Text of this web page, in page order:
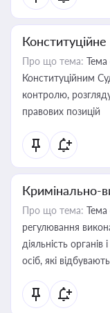
Про що тема: Тема
Конституційним
контролю,
правових позицій
Кримінально-
Про що тема: Тема
регулювання
діяльність
осіб, які